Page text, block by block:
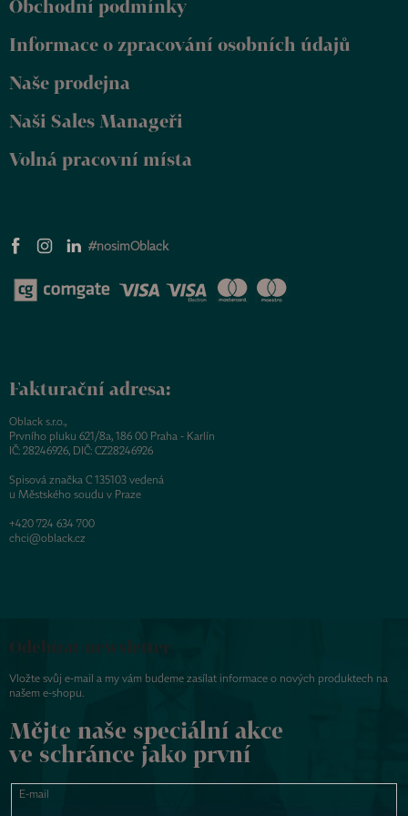
Obchodní podmínky
Informace o zpracování osobních údajů
Naše prodejna
Naši Sales Manageři
Volná pracovní místa
#nosimOblack
Fakturační adresa:
Oblack s.r.o.,
Prvního pluku 621/8a, 186 00 Praha - Karlín
IČ: 28246926, DIČ: CZ28246926
Spisová značka C 135103 vedená
u Městského soudu v Praze
+420 724 634 700
chci@oblack.cz
Odebírat newsletter
Vložte svůj e-mail a my vám budeme zasílat informace o nových produktech na
našem e-shopu.
Mějte naše speciální akce
ve schránce jako první
E-mail